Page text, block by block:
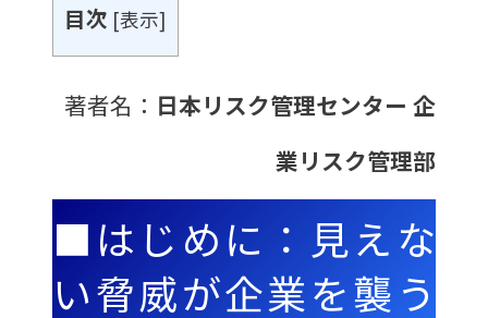
目次 [表示]
著者名： 日本リスク管理センター 企
業リスク管理部
■はじめに：見えな
い脅威が企業を襲う